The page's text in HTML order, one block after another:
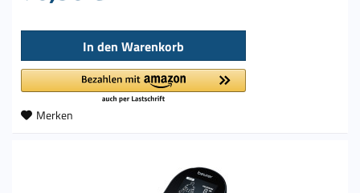
In den Warenkorb
Merken